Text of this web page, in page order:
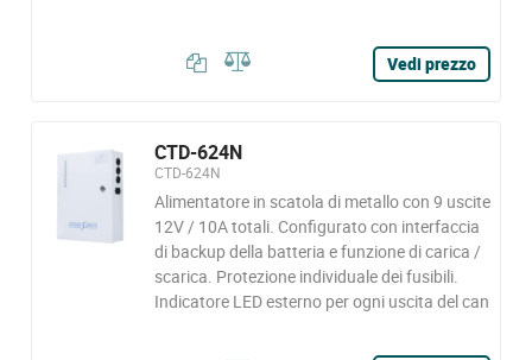
Vedi prezzo
CTD-624N
CTD-624N
Alimentatore in scatola di metallo con 9 uscite
12V / 10A totali. Configurato con interfaccia
di backup della batteria e funzione di carica /
scarica. Protezione individuale dei fusibili.
Indicatore LED esterno per ogni uscita del can